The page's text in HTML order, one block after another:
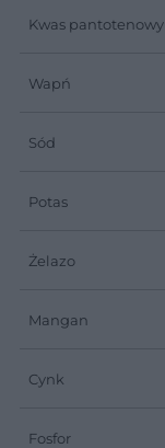
Kwas pantotenowy
Wapń
Sód
Potas
Żelazo
Mangan
Cynk
Fosfor